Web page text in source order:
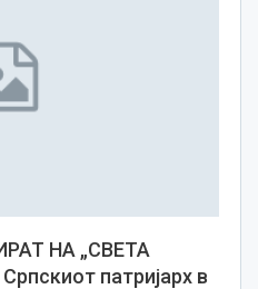
НА „СВЕТА
патријарх в